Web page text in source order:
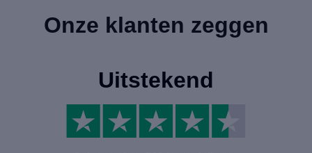
Onze klanten zeggen
Uitstekend